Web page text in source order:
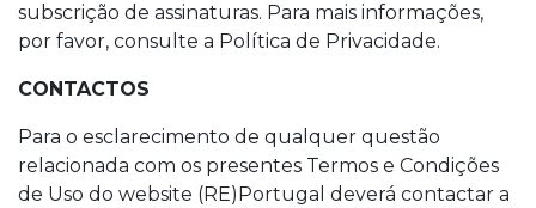
subscrição de assinaturas. Para mais informações,
por favor, consulte a Política de Privacidade.
CONTACTOS
Para o esclarecimento de qualquer questão
relacionada com os presentes Termos e Condições
de Uso do website (RE)Portugal deverá contactar a